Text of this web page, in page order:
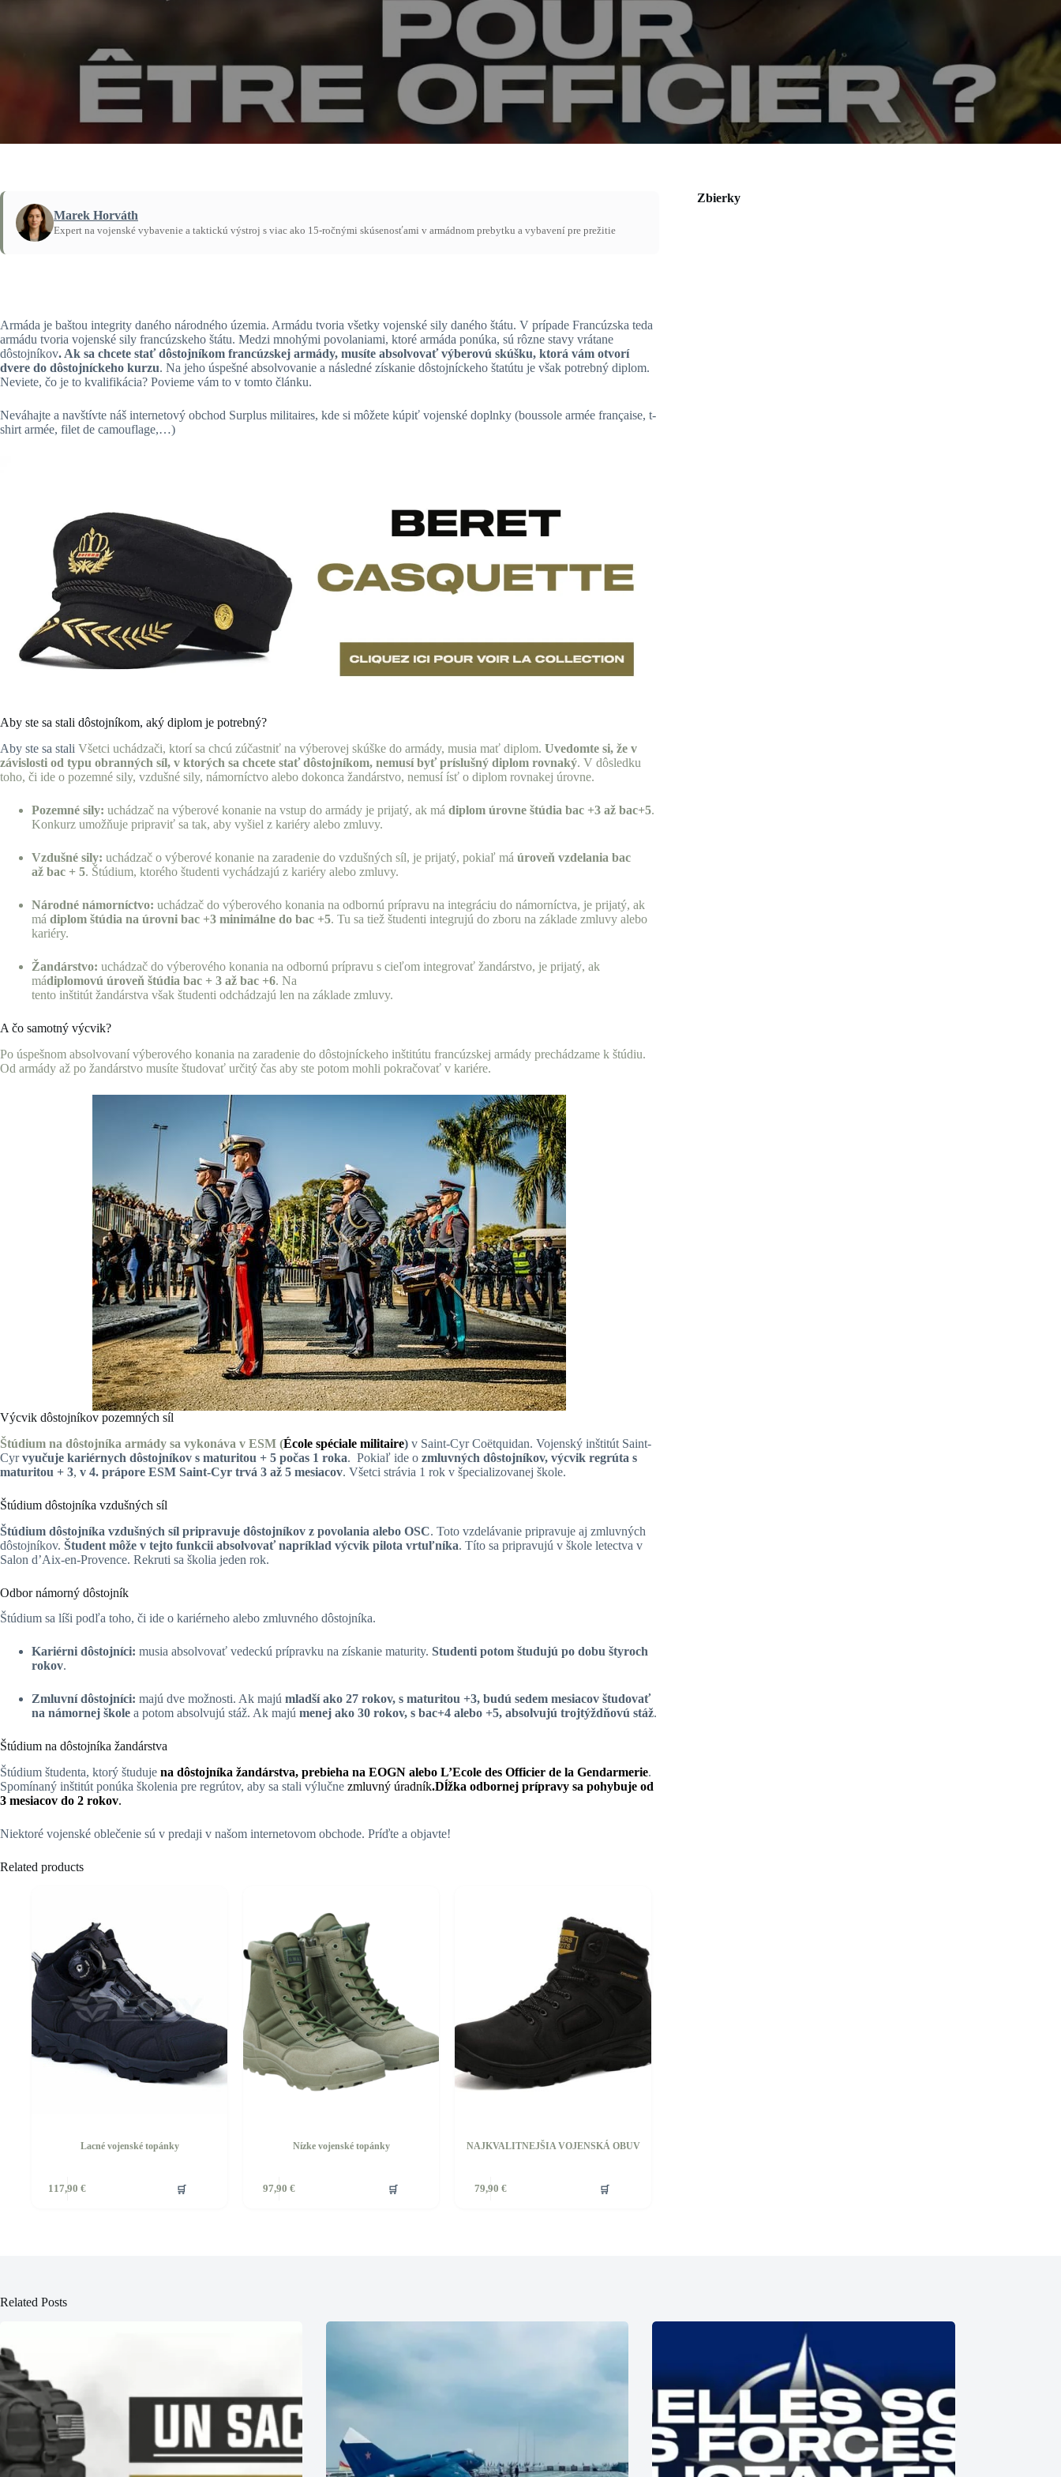
Marek Horváth
Expert na vojenské vybavenie a taktickú výstroj s viac ako 15-ročnými skúsenosťami v armádnom prebytku a vybavení pre prežitie
Armáda je baštou integrity daného národného územia. Armádu tvoria všetky vojenské sily daného štátu. V prípade Francúzska teda
armádu tvoria vojenské sily francúzskeho štátu. Medzi mnohými povolaniami, ktoré armáda ponúka, sú rôzne stavy vrátane
dôstojníkov. Ak sa chcete stať dôstojníkom francúzskej armády, musíte absolvovať výberovú skúšku, ktorá vám otvorí
dvere do dôstojníckeho kurzu. Na jeho úspešné absolvovanie a následné získanie dôstojníckeho štatútu je však potrebný diplom.
Neviete, čo je to kvalifikácia? Povieme vám to v tomto článku.
Neváhajte a navštívte náš internetový obchod Surplus militaires, kde si môžete kúpiť vojenské doplnky (boussole armée française, t-
shirt armée, filet de camouflage,…)
Aby ste sa stali dôstojníkom, aký diplom je potrebný?
Aby ste sa stali Všetci uchádzači, ktorí sa chcú zúčastniť na výberovej skúške do armády, musia mať diplom. Uvedomte si, že v
závislosti od typu obranných síl, v ktorých sa chcete stať dôstojníkom, nemusí byť príslušný diplom rovnaký. V dôsledku
toho, či ide o pozemné sily, vzdušné sily, námorníctvo alebo dokonca žandárstvo, nemusí ísť o diplom rovnakej úrovne.
Pozemné sily: uchádzač na výberové konanie na vstup do armády je prijatý, ak má diplom úrovne štúdia bac +3 až bac+5.
Konkurz umožňuje pripraviť sa tak, aby vyšiel z kariéry alebo zmluvy.
Vzdušné sily: uchádzač o výberové konanie na zaradenie do vzdušných síl, je prijatý, pokiaľ má úroveň vzdelania bac
až bac + 5. Štúdium, ktorého študenti vychádzajú z kariéry alebo zmluvy.
Národné námorníctvo: uchádzač do výberového konania na odbornú prípravu na integráciu do námorníctva, je prijatý, ak
má diplom štúdia na úrovni bac +3 minimálne do bac +5. Tu sa tiež študenti integrujú do zboru na základe zmluvy alebo
kariéry.
Žandárstvo: uchádzač do výberového konania na odbornú prípravu s cieľom integrovať žandárstvo, je prijatý, ak
mádiplomovú úroveň štúdia bac + 3 až bac +6. Na
tento inštitút žandárstva však študenti odchádzajú len na základe zmluvy.
A čo samotný výcvik?
Po úspešnom absolvovaní výberového konania na zaradenie do dôstojníckeho inštitútu francúzskej armády prechádzame k štúdiu.
Od armády až po žandárstvo musíte študovať určitý čas aby ste potom mohli pokračovať v kariére.
Výcvik dôstojníkov pozemných síl
Štúdium na dôstojníka armády sa vykonáva v ESM (École spéciale militaire) v Saint-Cyr Coëtquidan. Vojenský inštitút Saint-
Cyrvyučuje kariérnych dôstojníkov s maturitou + 5 počas 1 roka. Pokiaľ ide o zmluvných dôstojníkov, výcvik regrúta s
maturitou + 3, v 4. prápore ESM Saint-Cyr trvá 3 až 5 mesiacov. Všetci strávia 1 rok v špecializovanej škole.
Štúdium dôstojníka vzdušných síl
Štúdium dôstojníka vzdušných síl pripravuje dôstojníkov z povolania alebo OSC. Toto vzdelávanie pripravuje aj zmluvných
dôstojníkov. Študent môže v tejto funkcii absolvovať napríklad výcvik pilota vrtuľníka. Títo sa pripravujú v škole letectva v
Salon d’Aix-en-Provence. Rekruti sa školia jeden rok.
Odbor námorný dôstojník
Štúdium sa líši podľa toho, či ide o kariérneho alebo zmluvného dôstojníka.
Kariérni dôstojníci: musia absolvovať vedeckú prípravku na získanie maturity. Studenti potom študujú po dobu štyroch
rokov.
Zmluvní dôstojníci: majú dve možnosti. Ak majú mladší ako 27 rokov, s maturitou +3, budú sedem mesiacov študovať
na námornej škole a potom absolvujú stáž. Ak majú menej ako 30 rokov, s bac+4 alebo +5, absolvujú trojtýždňovú stáž.
Štúdium na dôstojníka žandárstva
Štúdium študenta, ktorý študuje na dôstojníka žandárstva, prebieha na EOGN alebo L’Ecole des Officier de la Gendarmerie.
Spomínaný inštitút ponúka školenia pre regrútov, aby sa stali výlučne zmluvný úradník.Dĺžka odbornej prípravy sa pohybuje od
3 mesiacov do 2 rokov.
Niektoré vojenské oblečenie sú v predaji v našom internetovom obchode. Príďte a objavte!
Related products
Lacné vojenské topánky
117,90€ 🛒
Nízke vojenské topánky
97,90 € 🛒
NAJKVALITNEJŠIA VOJENSKÁ OBUV
79,90 € 🛒
Zbierky
Related Posts